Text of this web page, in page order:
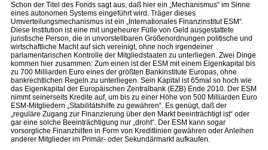
Schon der Titel des Fonds sagt aus, daß hier ein „Mechanismus“ im Sinne
eines autonomen Systems eingeführt wird. Träger dieses
Umverteilungsmechanismus ist ein „Internationales Finanzinstitut ESM“.
Diese Institution ist eine mit ungeheurer Fülle von Geld ausgestattete
juristische Person, die in unvorstellbaren Größenordnungen politische und
wirtschaftliche Macht auf sich vereinigt, ohne noch irgendeiner
parlamentarischen Kontrolle der Mitgliedstaaten zu unterliegen. Zwei Dinge
kommen hier zusammen: Zum einen ist der ESM mit einem Eigenkapital bis
zu 700 Milliarden Euro eines der größten Bankinstitute Europas, ohne
bankrechtlichen Regeln zu unterliegen. Sein Kapital ist 65mal so hoch wie
das Eigenkapital der Europäischen Zentralbank (EZB) Ende 2010. Der ESM
nimmt seinerseits Kredite auf, um bis zu einer Höhe von 500 Milliarden Euro
ESM-Mitgliedern „Stabilitätshilfe zu gewähren“. Es genügt, daß der
„reguläre Zugang zur Finanzierung über den Markt beeinträchtigt ist“ oder
gar eine solche Beeinträchtigung nur „droht“. Der ESM kann sogar
vorsorgliche Finanzhilfen in Form von Kreditlinien gewähren oder Anleihen
anderer Mitglieder im Primär- oder Sekundärmarkt aufkaufen.